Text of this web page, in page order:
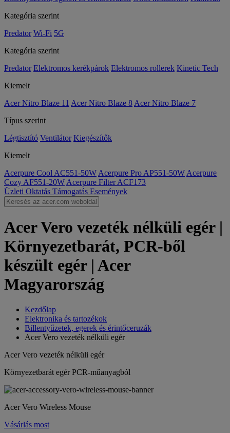
Kategória szerint
Predator Wi-Fi 5G
Kategória szerint
Predator Elektromos kerékpárok Elektromos rollerek Kinetic Tech
Kiemelt
Acer Nitro Blaze 11 Acer Nitro Blaze 8 Acer Nitro Blaze 7
Típus szerint
Légtisztító Ventilátor Kiegészítők
Kiemelt
Acerpure Cool AC551-50W Acerpure Pro AP551-50W Acerpure
Cozy AF551-20W Acerpure Filter ACF173
Üzleti Oktatás Támogatás Események
Acer Vero vezeték nélküli egér |
Környezetbarát, PCR-ből
készült egér | Acer
Magyarország
Kezdőlap
Elektronika és tartozékok
Billentyűzetek, egerek és érintőceruzák
Acer Vero vezeték nélküli egér
Acer Vero vezeték nélküli egér
Környezetbarát egér PCR-műanyagból
Acer Vero Wireless Mouse
Vásárlás most